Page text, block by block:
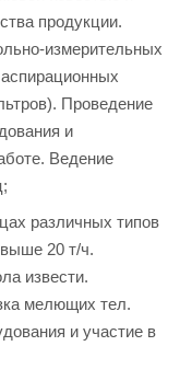
продукции.
измерительных
Проведение
и
Ведение
различных типов
20 т/ч.
извести.
мелющих тел.
и участие в